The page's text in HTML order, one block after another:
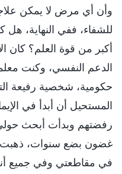
وأن أي مرض لا يمكن
للشفاء، ففي النهاية،
أكبر من قوة العلم؟ كان
الدعم النفسي، وكنت
حكومية، شخصية رفيعة
المستحيل أن أبدأ في
رفضتهم وبدأت أبحث
غضون بضع سنوات، ذهبت
في مقاطعتي وفي جميع